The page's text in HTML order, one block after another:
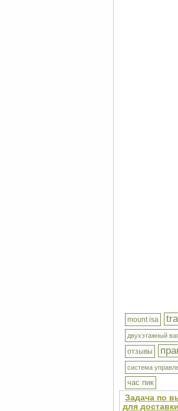
mount isa
двухэтажный
отзывы
система
час пик
Задача по
для